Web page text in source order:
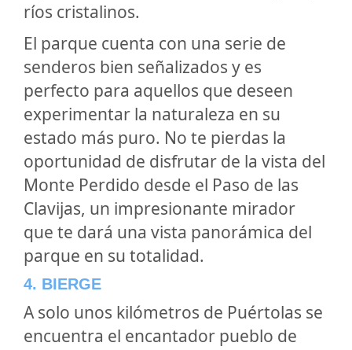
ríos cristalinos.
El parque cuenta con una serie de
senderos bien señalizados y es
perfecto para aquellos que deseen
experimentar la naturaleza en su
estado más puro. No te pierdas la
oportunidad de disfrutar de la vista del
Monte Perdido desde el Paso de las
Clavijas, un impresionante mirador
que te dará una vista panorámica del
parque en su totalidad.
4. BIERGE
A solo unos kilómetros de Puértolas se
encuentra el encantador pueblo de